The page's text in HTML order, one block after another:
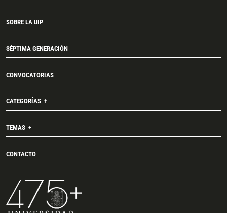
SOBRE LA UIP
SÉPTIMA GENERACIÓN
CONVOCATORIAS
CATEGORÍAS
TEMAS
CONTACTO